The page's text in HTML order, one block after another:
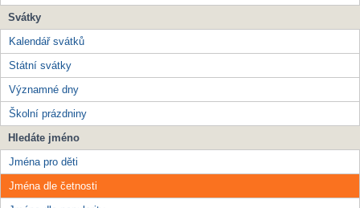
Svátky
Kalendář svátků
Státní svátky
Významné dny
Školní prázdniny
Hledáte jméno
Jména pro děti
Jména dle četnosti